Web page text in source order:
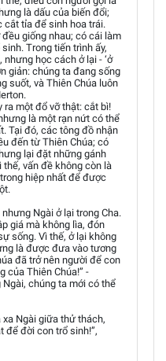
là dấu của biến đổi;
cắt tỉa để sinh hoa trái.
giống nhau; có cái làm
Trong tiến trình ấy,
học cách ở lại - ‘ở
giản: chúng ta đang sống
suốt, và Thiên Chúa luôn
ra một đổ vỡ thật: cắt bì!
là một rạn nứt có thể
Tại đó, các tông đồ nhận
đến từ Thiên Chúa; có
lại đặt những gánh
vấn đề không còn là
hiệp nhất để được
Ngài ở lại trong Cha.
giá mà không lìa, đón
sống. Vì thế, ở lại không
là được đưa vào tương
đã trở nên người để con
của Thiên Chúa!” -
chúng ta mới có thể
xa Ngài giữa thử thách,
để đời con trổ sinh!”,